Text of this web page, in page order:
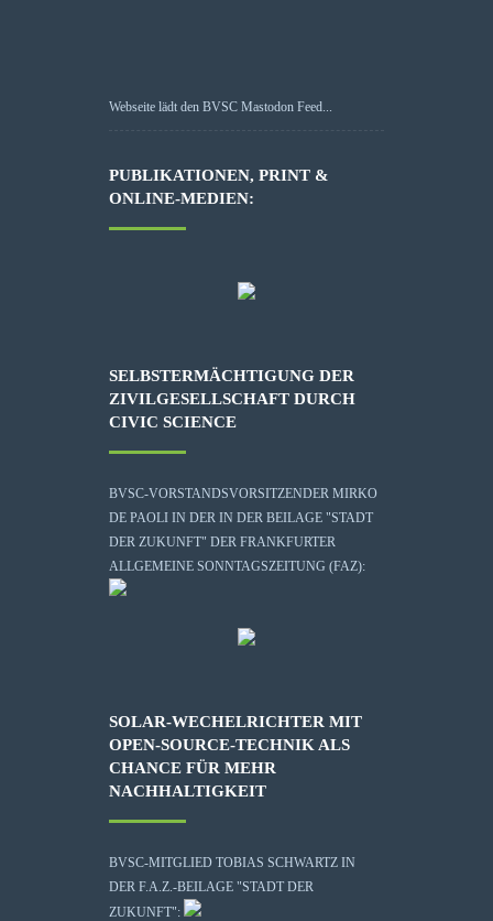
Webseite lädt den BVSC Mastodon Feed...
PUBLIKATIONEN, PRINT &
ONLINE-MEDIEN:
SELBSTERMÄCHTIGUNG DER
ZIVILGESELLSCHAFT DURCH
CIVIC SCIENCE
BVSC-VORSTANDSVORSITZENDER MIRKO
DE PAOLI IN DER IN DER BEILAGE "STADT
DER ZUKUNFT" DER FRANKFURTER
ALLGEMEINE SONNTAGSZEITUNG (FAZ):
SOLAR-WECHELRICHTER MIT
OPEN-SOURCE-TECHNIK ALS
CHANCE FÜR MEHR
NACHHALTIGKEIT
BVSC-MITGLIED TOBIAS SCHWARTZ IN
DER F.A.Z.-BEILAGE "STADT DER
ZUKUNFT":